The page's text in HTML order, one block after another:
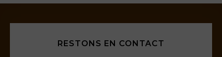
RESTONS EN CONTACT